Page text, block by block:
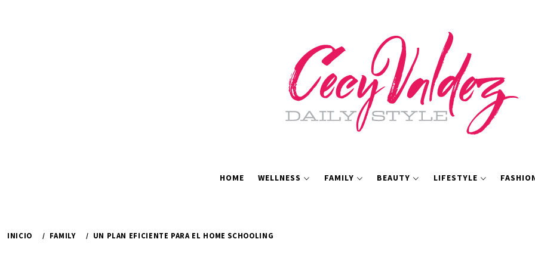
HOME WELLNESS FAMILY BEAUTY LIFESTYLE
INICIO FAMILY UN PLAN EFICIENTE PARA EL HOME SCHOOLING